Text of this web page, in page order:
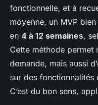
fonctionnelle, et à
moyenne, un MVP
en 4 à 12 semaines,
Cette méthode permet
demande, mais aussi
sur des fonctionnalités
C’est du bon sens,